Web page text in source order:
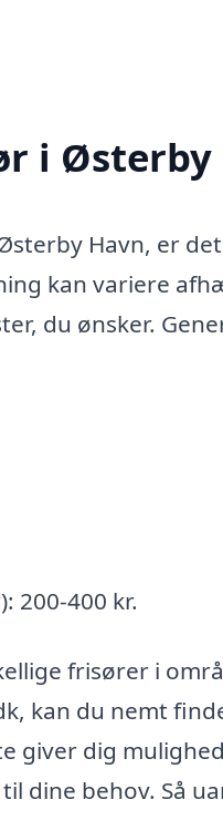
i Østerby
Havn, er
kan variere
du ønsker.
200-400 kr.
frisører i
kan du nemt
giver dig
dine behov. Så